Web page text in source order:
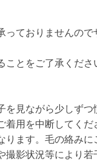
ておりませんの
とをご了承くださ
見ながら少しずつ
用を中断してくだ
ます。毛の絡みに
撮影状況等により